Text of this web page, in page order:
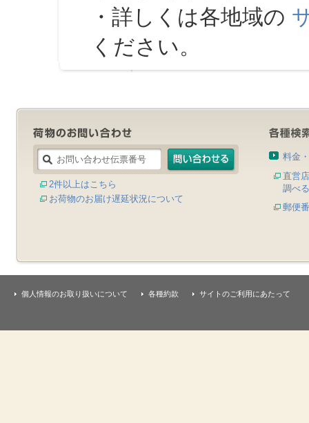
・詳しくは各地域の
ください。
2件以上はこちら
お荷物のお届け遅延状況について
料金
直営
調べる
郵便
個人情報のお取り扱いについて 各種約款 サイトのご利用にあたって